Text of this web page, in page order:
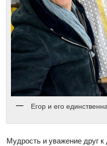
Егор и его
Мудрость и уважение друг к